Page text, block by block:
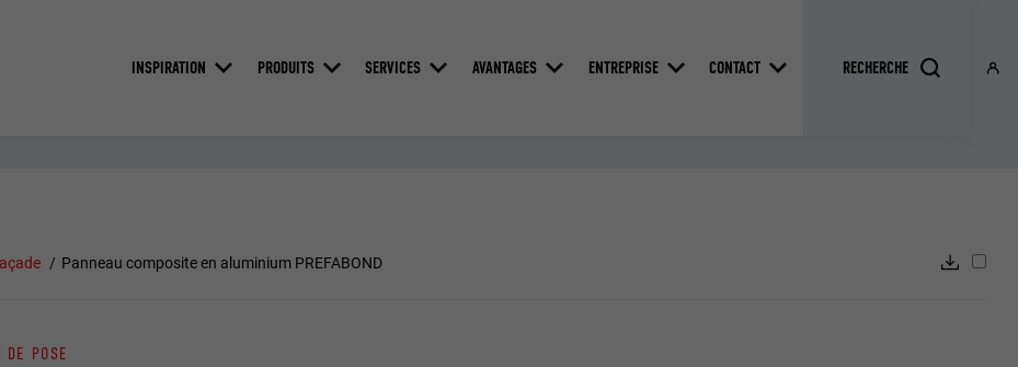
INSPIRATION PRODUITS SERVICES AVANTAGES ENTREPRISE CONTACT
Panneau composite en aluminium PREFABOND
DE POSE